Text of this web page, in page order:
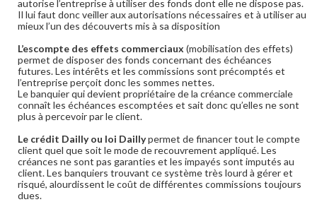
autorise l’entreprise à utiliser des fonds dont elle ne dispose pas.
Il lui faut donc veiller aux autorisations nécessaires et à utiliser au
mieux l’un des découverts mis à sa disposition
L’escompte des effets commerciaux (mobilisation des effets)
permet de disposer des fonds concernant des échéances
futures. Les intérêts et les commissions sont précomptés et
l’entreprise perçoit donc les sommes nettes.
Le banquier qui devient propriétaire de la créance commerciale
connaît les échéances escomptées et sait donc qu’elles ne sont
plus à percevoir par le client.
Le crédit Dailly ou loi Daillypermet de financer tout le compte
client quel que soit le mode de recouvrement appliqué. Les
créances ne sont pas garanties et les impayés sont imputés au
client. Les banquiers trouvant ce système très lourd à gérer et
risqué, alourdissent le coût de différentes commissions toujours
dues.